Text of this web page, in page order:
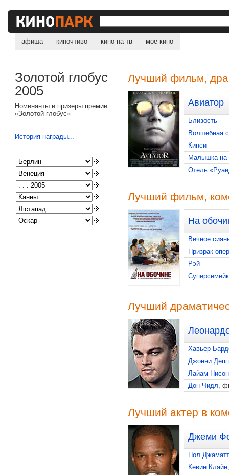
афиша киночтиво кино на тв мое кино
Золотой глобус
2005
Номинанты и призеры премии
«Золотой глобус»
История награды...
Лучший фильм,
Авиатор
Близость
Волшебная
Кинси
Малышка на
Отель
Лучший фильм,
На
Вечное
Призрак
Рэй
Лучший
Хавьер
Джонни Депп
Лайам Нисон
Дон Чидл,
Лучший актер в
Джеми
Пол
Кевин Кляйн